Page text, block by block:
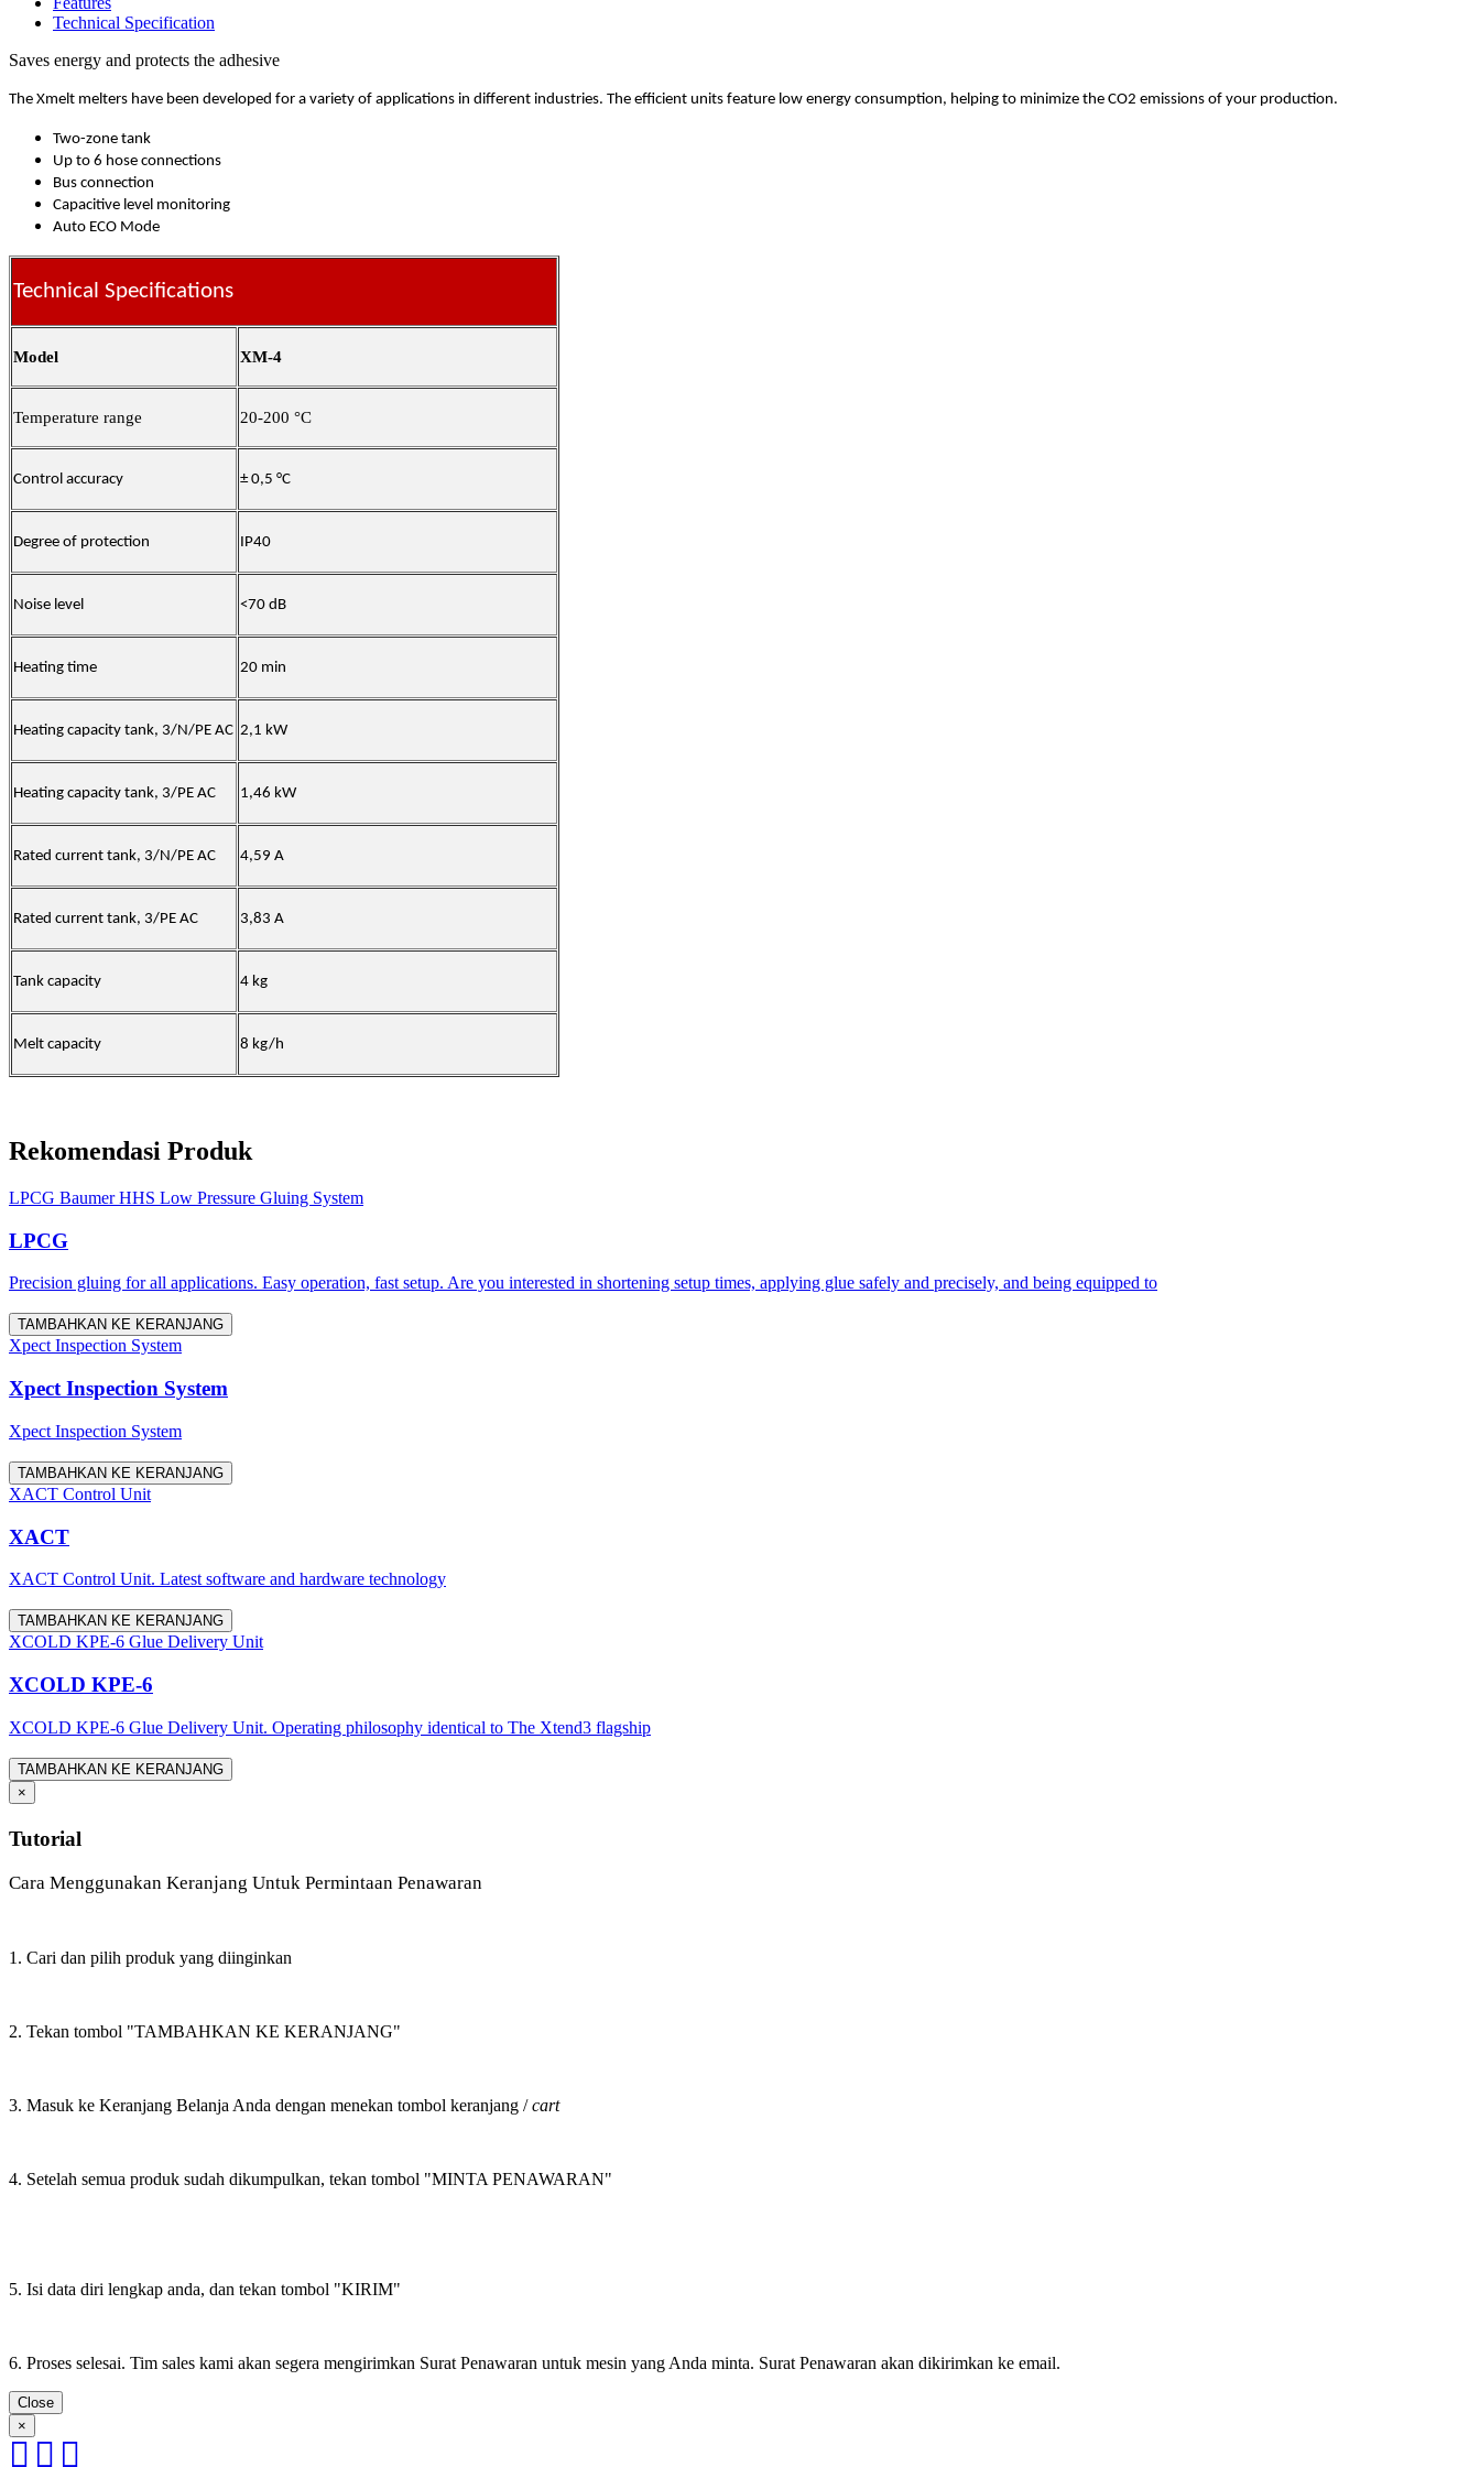
Technical Specification
Saves energy and protects the adhesive
The Xmelt melters have been developed for a variety of applications in different industries. The efficient units feature low energy consumption, helping to minimize the CO2 emissions of your production.
Two-zone tank
Up to 6 hose connections
Bus connection
Capacitive level monitoring
Auto ECO Mode
Technical Specifications
Model XM-4
Temperature range 20-200 °C
Control accuracy ± 0,5 °C
Degree of protection IP40
Noise level <70 dB
Heating time 20 min
Heating capacity tank, 3/N/PE AC 2,1 kW
Heating capacity tank, 3/PE AC 1,46 kW
Rated current tank, 3/N/PE AC 4,59 A
Rated current tank, 3/PE AC 3,83 A
Tank capacity 4 kg
Melt capacity 8 kg/h
Rekomendasi Produk
LPCG Baumer HHS Low Pressure Gluing System
LPCG
Precision gluing for all applications. Easy operation, fast setup. Are you interested in shortening setup times, applying glue safely and precisely, and being equipped to
TAMBAHKAN KE KERANJANG
Xpect Inspection System
Xpect Inspection System
Xpect Inspection System
TAMBAHKAN KE KERANJANG
XACT Control Unit
XACT
XACT Control Unit. Latest software and hardware technology
TAMBAHKAN KE KERANJANG
XCOLD KPE-6 Glue Delivery Unit
XCOLD KPE-6
XCOLD KPE-6 Glue Delivery Unit. Operating philosophy identical to The Xtend3 flagship
TAMBAHKAN KE KERANJANG
×
Tutorial
Cara Menggunakan Keranjang Untuk Permintaan Penawaran
1. Cari dan pilih produk yang diinginkan
2. Tekan tombol "TAMBAHKAN KE KERANJANG"
3. Masuk ke Keranjang Belanja Anda dengan menekan tombol keranjang /cart
4. Setelah semua produk sudah dikumpulkan, tekan tombol "MINTA PENAWARAN"
5. Isi data diri lengkap anda, dan tekan tombol "KIRIM"
6. Proses selesai. Tim sales kami akan segera mengirimkan Surat Penawaran untuk mesin yang Anda minta. Surat Penawaran akan dikirimkan ke email.
Close
×